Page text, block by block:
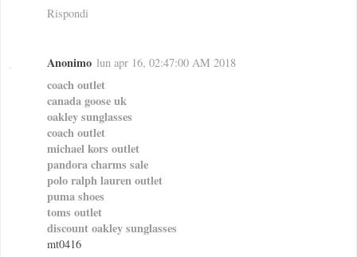
Rispondi
Anonimo lun apr 16, 02:47:00 AM 2018
coach outlet
canada goose uk
oakley sunglasses
coach outlet
michael kors outlet
pandora charms sale
polo ralph lauren outlet
puma shoes
toms outlet
discount oakley sunglasses
mt0416